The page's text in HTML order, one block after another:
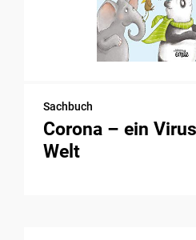
Sachbuch
Corona – ein
Welt